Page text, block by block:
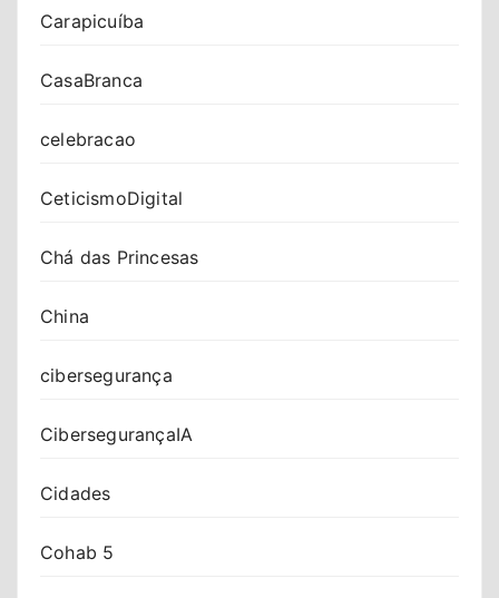
Carapicuíba
CasaBranca
celebracao
CeticismoDigital
Chá das Princesas
China
cibersegurança
CibersegurançaIA
Cidades
Cohab 5